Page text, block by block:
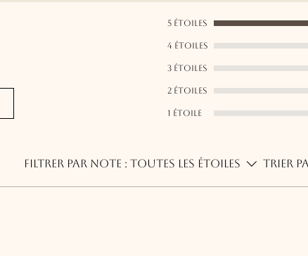
5 étoiles
4 étoiles
3 étoiles
2 étoiles
1 étoile
Filtrer par note : Toutes les étoiles Trier